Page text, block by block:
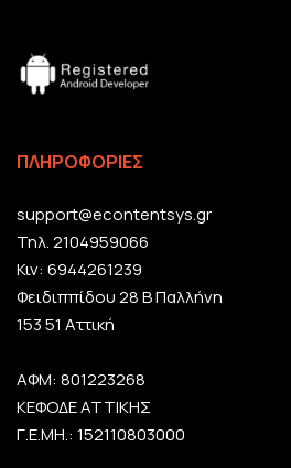
ΠΛΗΡΟΦΟΡΙΕΣ
support@econtentsys.gr
Τηλ. 2104959066
Κιν: 6944261239
Φειδιππίδου 28 Β Παλλήνη
153 51 Αττική
ΑΦΜ: 801223268
ΚΕΦΟΔΕ ΑΤΤΙΚΗΣ
Γ.Ε.ΜΗ.: 152110803000